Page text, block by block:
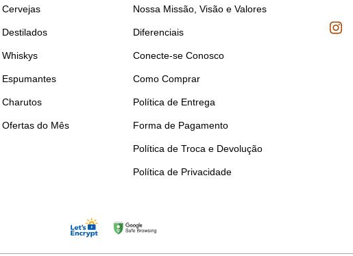
Cervejas
Destilados
Whiskys
Espumantes
Charutos
Ofertas do Mês
Nossa Missão, Visão e Valores
Diferenciais
Conecte-se Conosco
Como Comprar
Política de Entrega
Forma de Pagamento
Política de Troca e Devolução
Política de Privacidade